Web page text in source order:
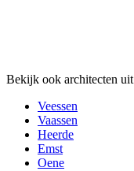
Bekijk ook architecten uit
Veessen
Vaassen
Heerde
Emst
Oene